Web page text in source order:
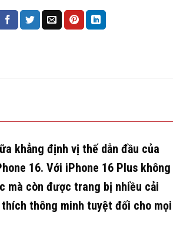
khẳng định vị thế dẫn đầu của
16. Với iPhone 16 Plus không
mà còn được trang bị nhiều cải
thông minh tuyệt đối cho mọi